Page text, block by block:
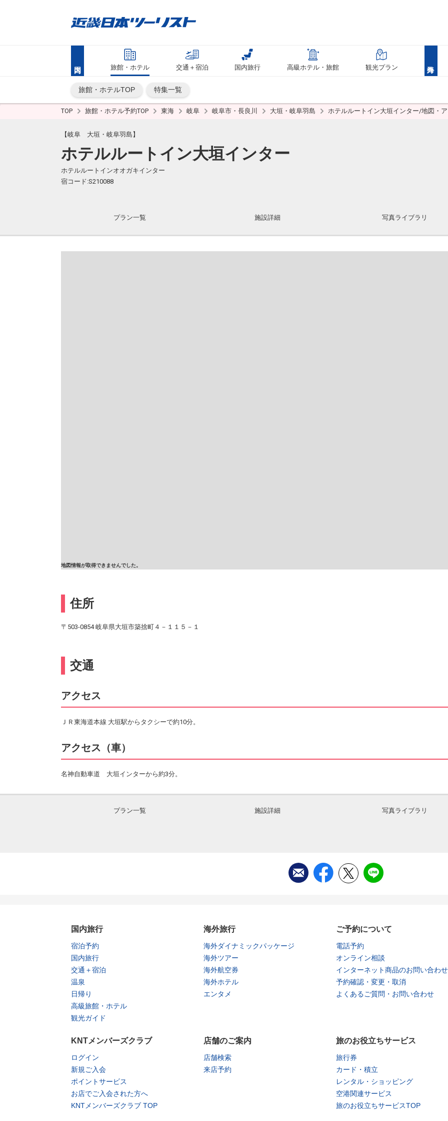
旅館・ホテル 交通＋宿泊 国内旅行 高級ホテル・旅館 観光プラン
旅館・ホテルTOP 特集一覧
TOP 旅館・ホテル予約TOP 東海 岐阜 岐阜市・長良川 大垣・岐阜羽島 ホテルルートイン大垣インター/地図・
【岐阜 大垣・岐阜羽島】
ホテルルートイン大垣インター
ホテルルートインオオガキインター
宿コード:S210088
プラン一覧 施設詳細 写真ライブラリ
地図情報が取得できませんでした。
住所
〒503-0854 岐阜県大垣市築捨町４－１１５－１
交通
アクセス
ＪＲ東海道本線 大垣駅からタクシーで約10分。
アクセス（車）
名神自動車道 大垣インターから約3分。
プラン一覧 施設詳細 写真ライブラリ
国内旅行
宿泊予約
国内旅行
交通＋宿泊
温泉
日帰り
高級旅館・ホテル
観光ガイド
海外旅行
海外ダイナミックパッケージ
海外ツアー
海外航空券
海外ホテル
エンタメ
ご予約について
電話予約
オンライン相談
インターネット商品のお問い合わせ
予約確認・変更・取消
よくあるご質問・お問い合わせ
KNTメンバーズクラブ
ログイン
新規ご入会
ポイントサービス
お店でご入会された方へ
KNTメンバーズクラブ TOP
店舗のご案内
店舗検索
来店予約
旅のお役立ちサービス
旅行券
カード・積立
レンタル・ショッピング
空港関連サービス
旅のお役立ちサービスTOP